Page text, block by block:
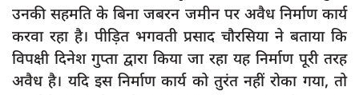
उनकी सहमति के बिना जबरन जमीन पर अवैध निर्माण कार्य
करवा रहा है। पीड़ित भगवती प्रसाद चौरसिया ने बताया कि
विपक्षी दिनेश गुप्ता द्वारा किया जा रहा यह निर्माण पूरी तरह
अवैध है। यदि इस निर्माण कार्य को तुरंत नहीं रोका गया, तो